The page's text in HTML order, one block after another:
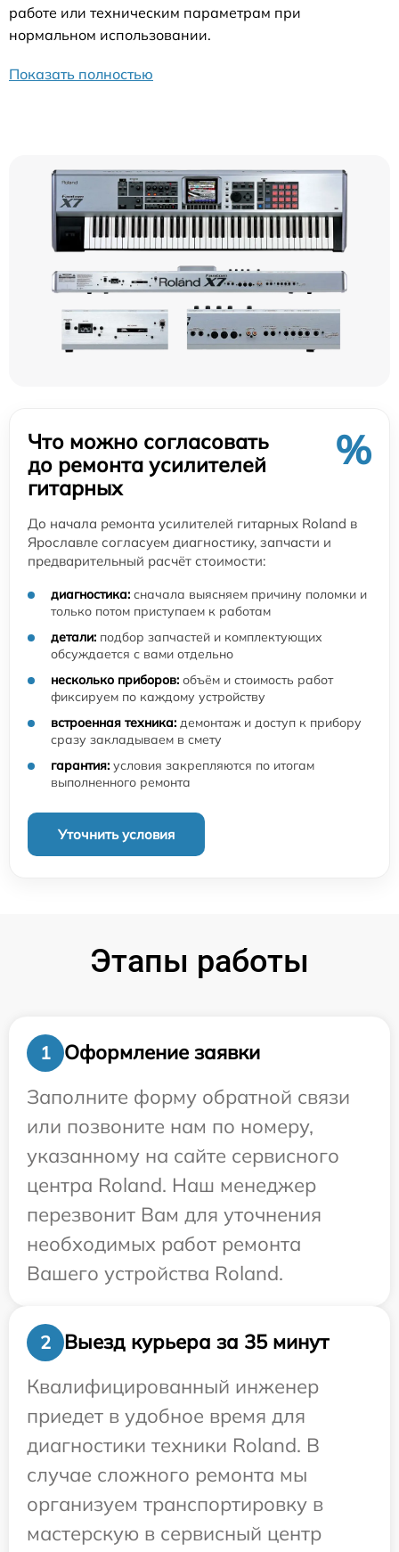
работе или техническим параметрам при
нормальном использовании.
Показать полностью
Что можно согласовать
до ремонта усилителей
гитарных
%
До начала ремонта усилителей гитарных Roland в
Ярославле согласуем диагностику, запчасти и
предварительный расчёт стоимости:
диагностика: сначала выясняем причину поломки и
только потом приступаем к работам
детали: подбор запчастей и комплектующих
обсуждается с вами отдельно
несколько приборов: объём и стоимость работ
фиксируем по каждому устройству
встроенная техника: демонтаж и доступ к прибору
сразу закладываем в смету
гарантия: условия закрепляются по итогам
выполненного ремонта
Уточнить условия
Этапы работы
1
Оформление заявки
Заполните форму обратной связи
или позвоните нам по номеру,
указанному на сайте сервисного
центра Roland. Наш менеджер
перезвонит Вам для уточнения
необходимых работ ремонта
Вашего устройства Roland.
2
Выезд курьера за 35 минут
Квалифицированный инженер
приедет в удобное время для
диагностики техники Roland. В
случае сложного ремонта мы
организуем транспортировку в
мастерскую в сервисный центр